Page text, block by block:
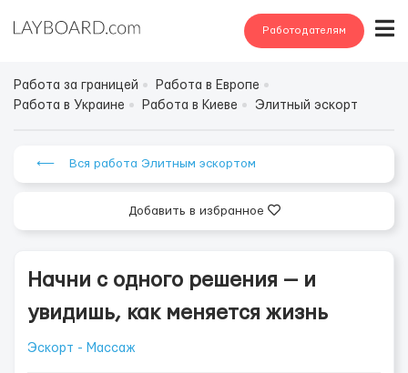
Работодателям
Работа за границей
Работа в Европе
Работа в Украине
Работа в Киеве Элитный эскорт
⟵ Вся работа Элитным эскортом
Добавить в избранное
Начни с одного решения — и
увидишь, как меняется жизнь
Эскорт - Массаж